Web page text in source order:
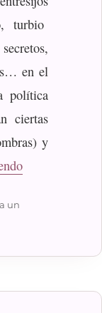
turbio
en el
política
ciertas
y
«Muñeca de
un